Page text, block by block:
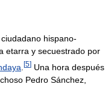
hispano-
etarra y secuestrado por
[5] Una hora después
Pedro Sánchez,